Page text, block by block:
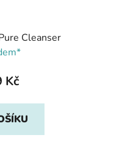
Cleanser
Kč